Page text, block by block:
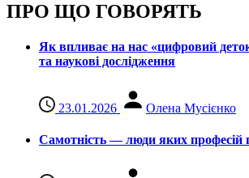
ПРО ЩО ГОВОРЯТЬ
Як впливає на нас «цифровий
та наукові дослідження
23.01.2026 Олена Мусієнко
Самотність — люди яких професій